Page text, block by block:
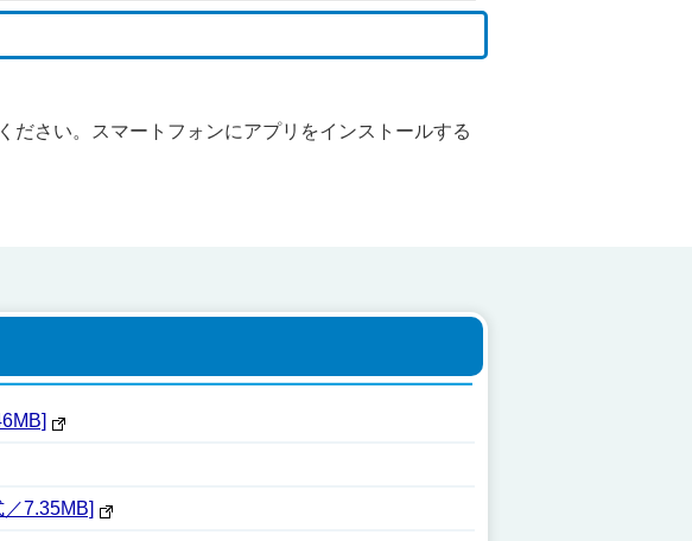
ださい。スマートフォンにアプリをインストールする
7.35MB]